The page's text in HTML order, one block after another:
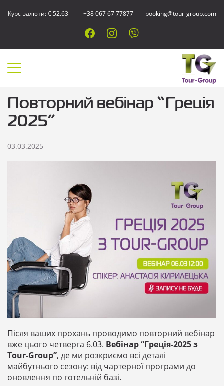
Курс валюти: € 52.63 +38 067 67 77877 booking@tour-group.com
Повторний вебінар “Греція
2025”
03.03.2025
Після ваших прохань проводимо повторний вебінар
вже цього четверга 6.03. Вебінар “Греція-2025 з
Tour-Group”, де ми розкриємо всі деталі
майбутнього сезону: від чартерної програми до
оновлення по готельній базі.